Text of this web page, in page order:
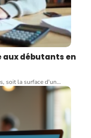
aux débutants en
soit la surface d'un…